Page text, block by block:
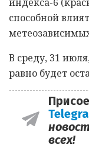
способной
В среду, 31
равно будет
всех!